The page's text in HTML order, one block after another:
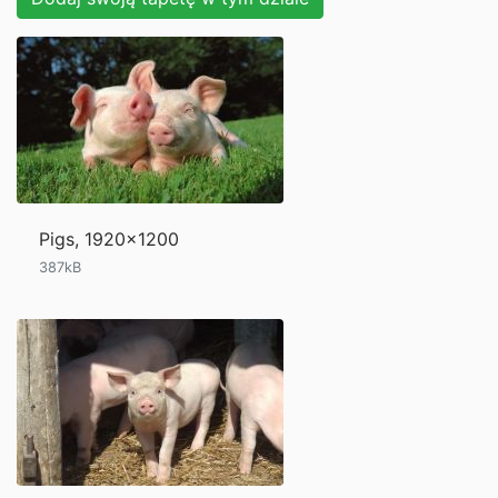
Pigs, 1920x1200
387kB